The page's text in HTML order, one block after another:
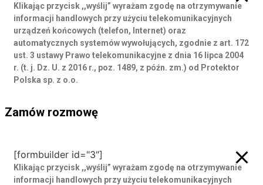
Klikając przycisk ,,wyślij” wyrażam zgodę na otrzymywanie
informacji handlowych przy użyciu telekomunikacyjnych
urządzeń końcowych (telefon, Internet) oraz
automatycznych systemów wywołujących, zgodnie z art. 172
ust. 3 ustawy Prawo telekomunikacyjne z dnia 16 lipca 2004
r. (t. j. Dz. U. z 2016 r., poz. 1489, z późn. zm.) od Protektor
Polska sp. z o.o.
Zamów rozmowę
[formbuilder id="3"]
Klikając przycisk ,,wyślij” wyrażam zgodę na otrzymywanie
informacji handlowych przy użyciu telekomunikacyjnych